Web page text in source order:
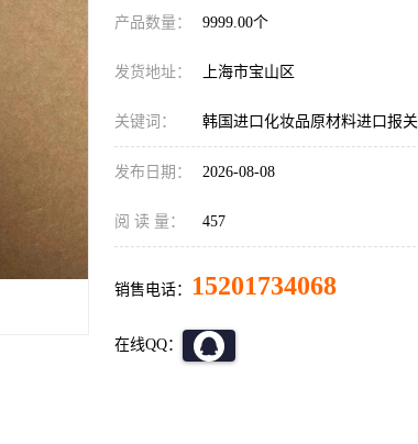
产品数量： 9999.00个
发货地址： 上海市宝山区
关键词： 韩国进口化妆品原材料进口报关
发布日期： 2026-08-08
阅 读 量： 457
销售电话： 15201734068
在线QQ：